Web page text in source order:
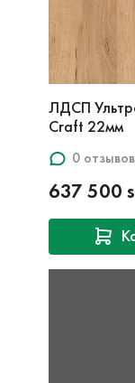
ЛДСП
Craft 22мм
0 отзывов
637 500